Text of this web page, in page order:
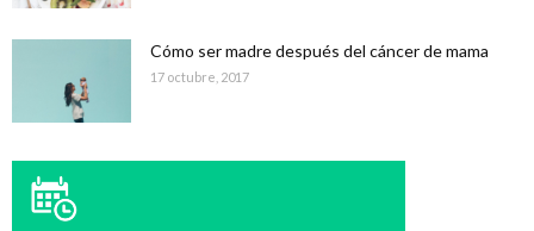
Cómo ser madre después del cáncer de mama
17 octubre, 2017